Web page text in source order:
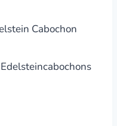
Cabochon